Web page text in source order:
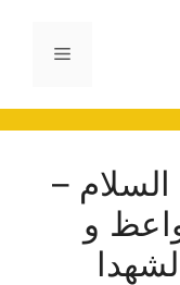
فهرست
–
و